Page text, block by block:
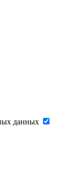
данных